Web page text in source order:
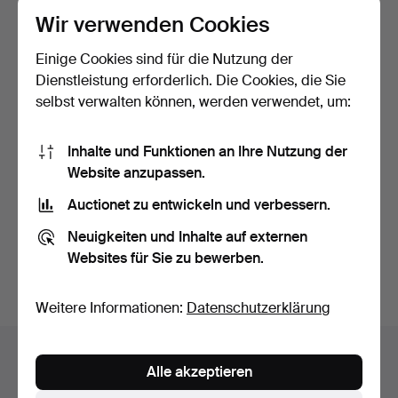
EIN PAAR PERSISCHER
KASHKUL AUS DEM 19.
JA…
Beendet 15. Mär 2026
124 USD
Auktionsarchiv
Sie suchen in unserem Archiv der beendeten
Wir verwenden Cookies
Einige Cookies sind für die Nutzung der
Dienstleistung erforderlich. Die Cookies, die Sie
selbst verwalten können, werden verwendet, um:
Inhalte und Funktionen an Ihre Nutzung der
Website anzupassen.
Auctionet zu entwickeln und verbessern.
Neuigkeiten und Inhalte auf externen
Websites für Sie zu bewerben.
Weitere Informationen: Datenschutzerklärung
Alle akzeptieren